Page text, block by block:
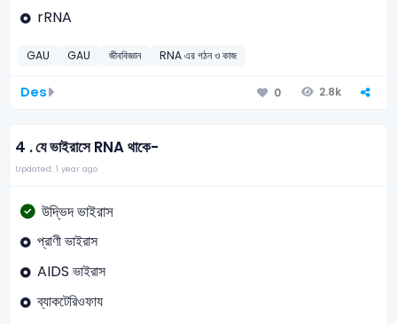
rRNA
GAU GAU জীববিজ্ঞান RNA এর গঠন ও কাজ
Des 0 2.8k
4 .যে ভাইরাসে RNA থাকে-
Updated: 1 year ago
উদ্ভিদ ভাইরাস
প্রাণী ভাইরাস
AIDS ভাইরাস
ব্যাকটেরিওফায